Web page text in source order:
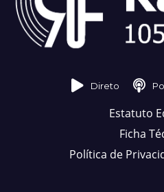
Direto
Estatuto
Ficha
Política de